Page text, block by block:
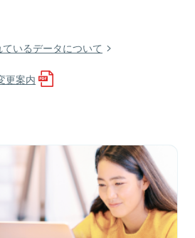
いるデータについて
更案内